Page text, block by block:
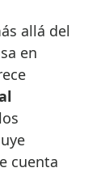
allá del
en
cuenta